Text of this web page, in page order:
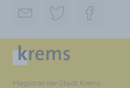
Magistrat der Stadt Krems